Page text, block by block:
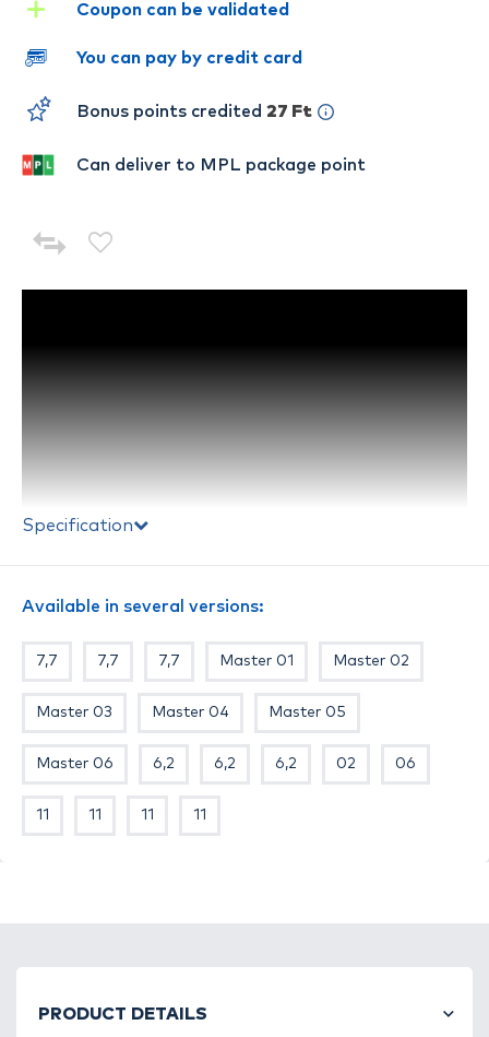
Specification
Available in several versions:
7,7 7,7 7,7 Master 01 Master 02
Master 03 Master 04 Master 05
Master 06 6,2 6,2 6,2 02 06
11 11 11 11
Coupon can be validated
You can pay by credit card
Bonus points credited 27 Ft
Can deliver to MPL package point
PRODUCT DETAILS